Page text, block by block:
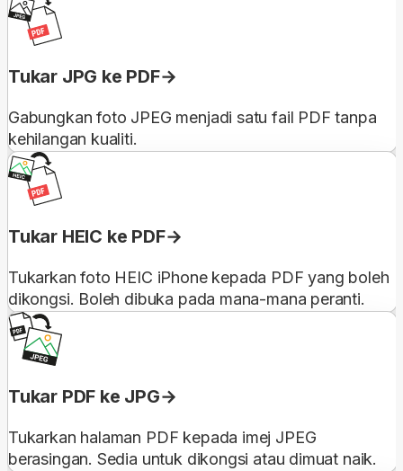
Tukar JPG ke PDF
Gabungkan foto JPEG menjadi satu fail PDF tanpa
kehilangan kualiti.
Tukar HEIC ke PDF
Tukarkan foto HEIC iPhone kepada PDF yang boleh
dikongsi. Boleh dibuka pada mana-mana peranti.
Tukar PDF ke JPG
Tukarkan halaman PDF kepada imej JPEG
berasingan. Sedia untuk dikongsi atau dimuat naik.